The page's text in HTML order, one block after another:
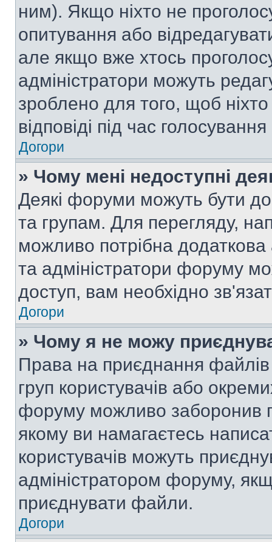
ним). Якщо ніхто не
опитування або
але якщо вже хтось
адміністратори можуть
зроблено для того, щоб
відповіді під час голосування
Догори
» Чому мені недоступні
Деякі форуми можуть бути
та групам. Для перегляду,
можливо потрібна
та адміністратори форуму
доступ, вам необхідно
Догори
» Чому я не можу
Права на приєднання
груп користувачів або
форуму можливо заборонив
якому ви намагаєтесь
користувачів можуть
адміністратором форуму,
приєднувати файли.
Догори